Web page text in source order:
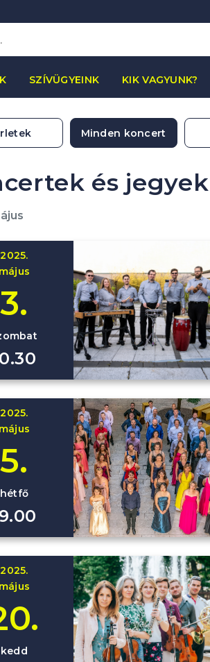
SZÍVÜGYEINK KIK VAGYUNK?
Minden koncert
és jegyek
2025.
3.
2025.
5.
hétfő
2025.
kedd